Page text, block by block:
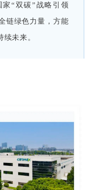
家“双碳”战略引领
链绿色力量，方能
未来。